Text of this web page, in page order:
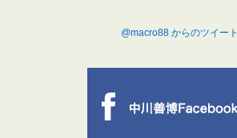
@macro88 からのツイート